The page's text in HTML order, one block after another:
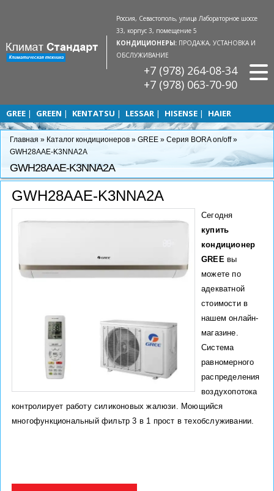
Россия, Севастополь, улица Лабораторное шоссе
33, корпус 3, помещение 5
КОНДИЦИОНЕРЫ: ПРОДАЖА, УСТАНОВКА И
ОБСЛУЖИВАНИЕ
+7 (978) 264-08-34
+7 (978) 063-70-90
GREE GREEN KENTATSU LESSAR HISENSE HAIER
Главная » Каталог кондиционеров » GREE » Серия BORA on/off»
GWH28AAЕ-K3NNA2A
GWH28AAЕ-K3NNA2A
GWH28AAЕ-K3NNA2A
Сегодня
купить
кондиционер
GREE вы
можете по
адекватной
стоимости в
нашем онлайн-
магазине.
Система
равномерного
распределения
воздухопотока
контролирует работу силиконовых жалюзи. Моющийся
многофункциональный фильтр 3 в 1 прост в техобслуживании.